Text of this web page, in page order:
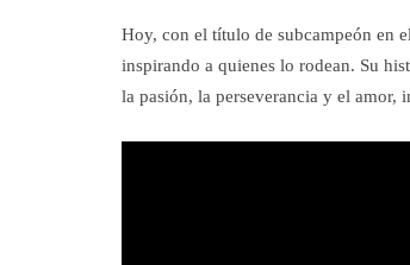
Hoy, con el título de subcampeón en
inspirando a quienes lo rodean. Su
la pasión, la perseverancia y el amor,